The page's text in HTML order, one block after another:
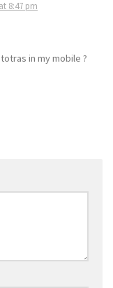
8:47 pm
in my mobile ?